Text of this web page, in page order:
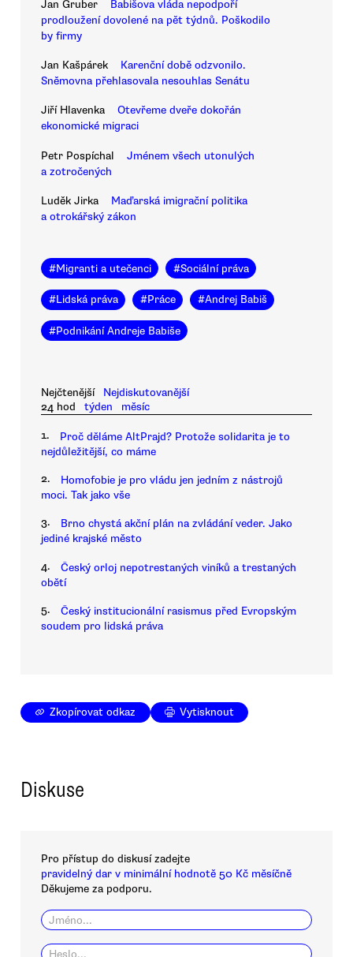
Jan Gruber
Babišova vláda nepodpoří
prodloužení dovolené na pět týdnů. Poškodilo
by firmy
Jan Kašpárek
Karenční době odzvonilo.
Sněmovna přehlasovala nesouhlas Senátu
Jiří Hlavenka
Otevřeme dveře dokořán
ekonomické migraci
Petr Pospíchal
Jménem všech utonulých
a zotročených
Luděk Jirka
Maďarská imigrační politika
a otrokářský zákon
#Migranti a utečenci #Sociální práva
#Lidská práva #Práce #Andrej Babiš
#Podnikání Andreje Babiše
Nejčtenější
Nejdiskutovanější
24 hod
týden měsíc
1.
Proč děláme AltPrajd? Protože solidarita je to
nejdůležitější, co máme
2.
Homofobie je pro vládu jen jedním z nástrojů
moci. Tak jako vše
3.
Brno chystá akční plán na zvládání veder. Jako
jediné krajské město
4.
Český orloj nepotrestaných viníků a trestaných
obětí
5.
Český institucionální rasismus před Evropským
soudem pro lidská práva
Zkopírovat odkaz Vytisknout
Diskuse
Pro přístup do diskusí zadejte
pravidelný dar v minimální hodnotě 50 Kč měsíčně
Děkujeme za podporu.